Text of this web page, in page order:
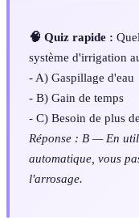
🧠 Quiz rapide :
système d'irrigation
- A) Gaspillage d'eau
- B) Gain de temps
- C) Besoin de plus
Réponse : B — En
automatique, vous
l'arrosage.